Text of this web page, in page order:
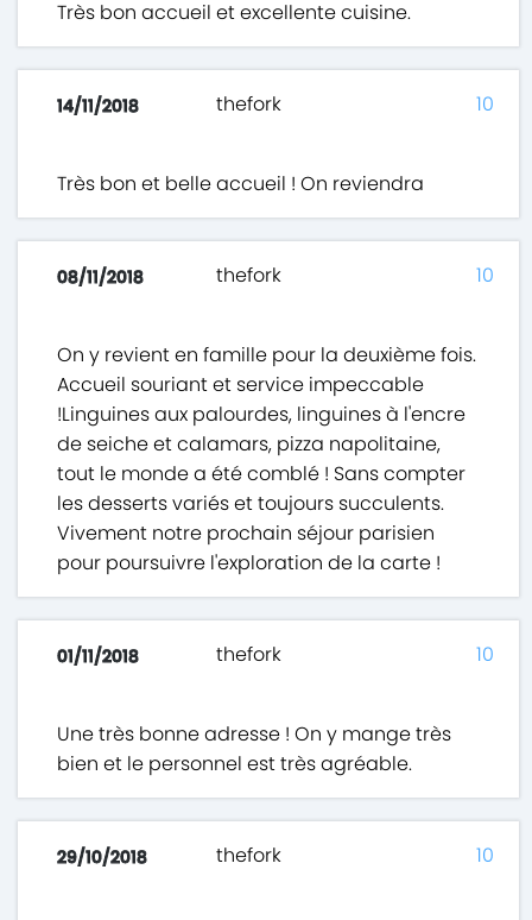
Très bon accueil et excellente cuisine.
14/11/2018 thefork
Très bon et belle accueil ! On reviendra
10
08/11/2018 thefork
On y revient en famille pour la deuxième fois.
Accueil souriant et service impeccable
!Linguines aux palourdes, linguines à l'encre
de seiche et calamars, pizza napolitaine,
tout le monde a été comblé ! Sans compter
les desserts variés et toujours succulents.
Vivement notre prochain séjour parisien
pour poursuivre l'exploration de la carte !
10
01/11/2018 thefork
Une très bonne adresse ! On y mange très
bien et le personnel est très agréable.
10
29/10/2018 thefork 10